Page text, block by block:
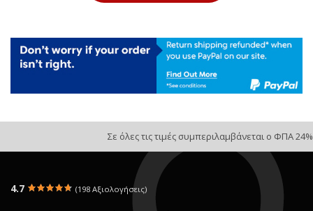
Σε όλες τις τιμές συμπεριλαμβάνεται ο ΦΠΑ 24%
4.7 (198 Αξιολογήσεις)